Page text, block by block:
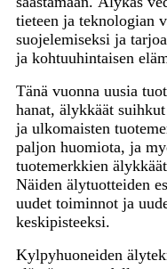
tieteen ja teknologian
suojelemiseksi ja
ja kohtuuhintaisen
Tänä vuonna uusia
hanat, älykkäät
ja ulkomaisten
paljon huomiota, ja
tuotemerkkien
Näiden älytuotteiden
uudet toiminnot ja
keskipisteeksi.
Kylpyhuoneiden